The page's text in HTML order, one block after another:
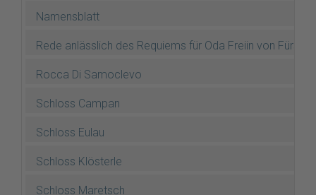
Namensblatt
Rede anlässlich des Requiems für Oda Freiin von
Rocca Di Samoclevo
Schloss Campan
Schloss Eulau
Schloss Klösterle
Schloss Maretsch